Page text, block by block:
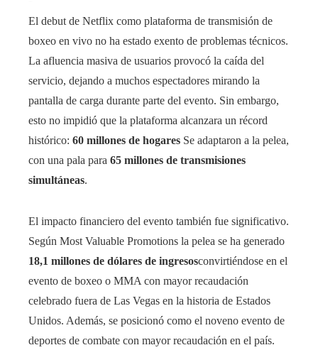
El debut de Netflix como plataforma de transmisión de
boxeo en vivo no ha estado exento de problemas técnicos.
La afluencia masiva de usuarios provocó la caída del
servicio, dejando a muchos espectadores mirando la
pantalla de carga durante parte del evento. Sin embargo,
esto no impidió que la plataforma alcanzara un récord
histórico: 60 millones de hogares Se adaptaron a la pelea,
con una pala para 65 millones de transmisiones
simultáneas.
El impacto financiero del evento también fue significativo.
Según Most Valuable Promotions la pelea se ha generado
18,1 millones de dólares de ingresosconvirtiéndose en el
evento de boxeo o MMA con mayor recaudación
celebrado fuera de Las Vegas en la historia de Estados
Unidos. Además, se posicionó como el noveno evento de
deportes de combate con mayor recaudación en el país.